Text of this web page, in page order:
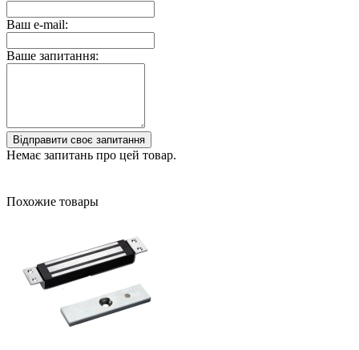
Ваш e-mail:
Ваше запитання:
Відправити своє запитання
Немає запитань про цей товар.
Похожие товары